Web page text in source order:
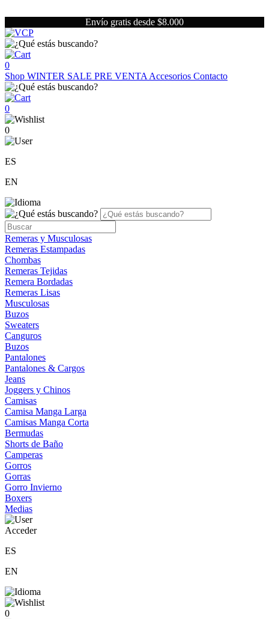
Envío gratis desde $8.000
0
Shop WINTER SALE PRE VENTA Accesorios Contacto
0
0
ES
EN
Remeras y Musculosas
Remeras Estampadas
Chombas
Remeras Tejidas
Remera Bordadas
Remeras Lisas
Musculosas
Buzos
Sweaters
Canguros
Buzos
Pantalones
Pantalones & Cargos
Jeans
Joggers y Chinos
Camisas
Camisa Manga Larga
Camisas Manga Corta
Bermudas
Shorts de Baño
Camperas
Gorros
Gorras
Gorro Invierno
Boxers
Medias
Acceder
ES
EN
0